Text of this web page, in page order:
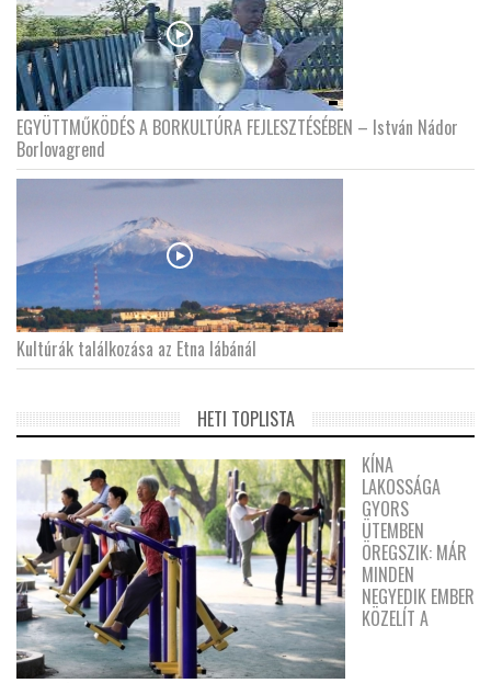
EGYÜTTMŰKÖDÉS A BORKULTÚRA FEJLESZTÉSÉBEN – István Nádor
Borlovagrend
Kultúrák találkozása az Etna lábánál
HETI TOPLISTA
KÍNA
LAKOSSÁGA
GYORS
ÜTEMBEN
ÖREGSZIK: MÁR
MINDEN
NEGYEDIK EMBER
KÖZELÍT A